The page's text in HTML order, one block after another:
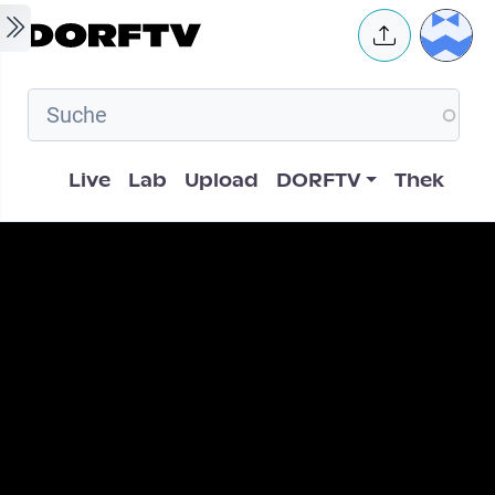
Skip to main content User
Hauptnavigation
Live Lab Upload DORFTV Thek